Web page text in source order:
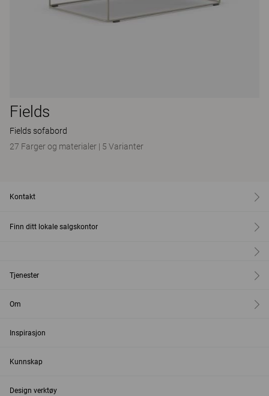
Fields
Fields sofabord
27 Farger og materialer | 5 Varianter
Kontakt
Finn ditt lokale salgskontor
Tjenester
Om
Inspirasjon
Kunnskap
Design verktøy